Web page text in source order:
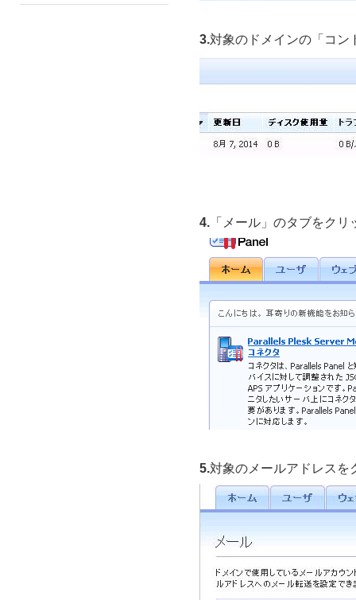
3.対象のドメインの「コン
4.「メール」のタブをクリ
5.対象のメールアドレスを